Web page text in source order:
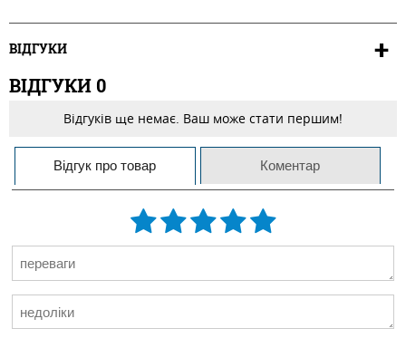
ВІДГУКИ
ВІДГУКИ 0
Відгуків ще немає. Ваш може стати першим!
Відгук про товар Коментар